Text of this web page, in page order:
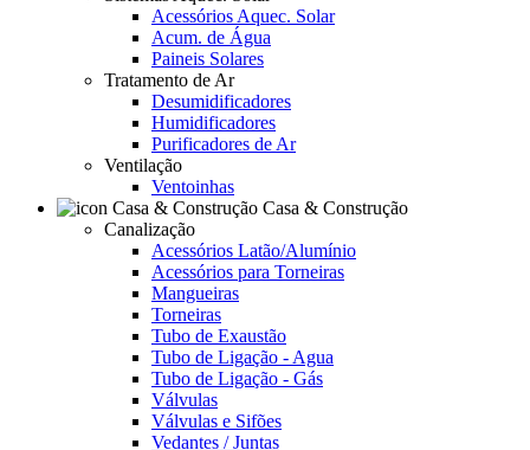
Acessórios Aquec. Solar
Acum. de Água
Paineis Solares
Tratamento de Ar
Desumidificadores
Humidificadores
Purificadores de Ar
Ventilação
Ventoinhas
Casa & Construção
Canalização
Acessórios Latão/Alumínio
Acessórios para Torneiras
Mangueiras
Torneiras
Tubo de Exaustão
Tubo de Ligação - Agua
Tubo de Ligação - Gás
Válvulas
Válvulas e Sifões
Vedantes / Juntas